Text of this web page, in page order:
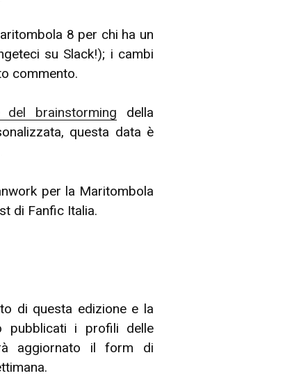
8 per chi ha un
su Slack!); i cambi
commento.
del brainstorming della
questa data è
per la Maritombola
di Fanfic Italia.
di questa edizione e la
pubblicati i profili delle
aggiornato il form di